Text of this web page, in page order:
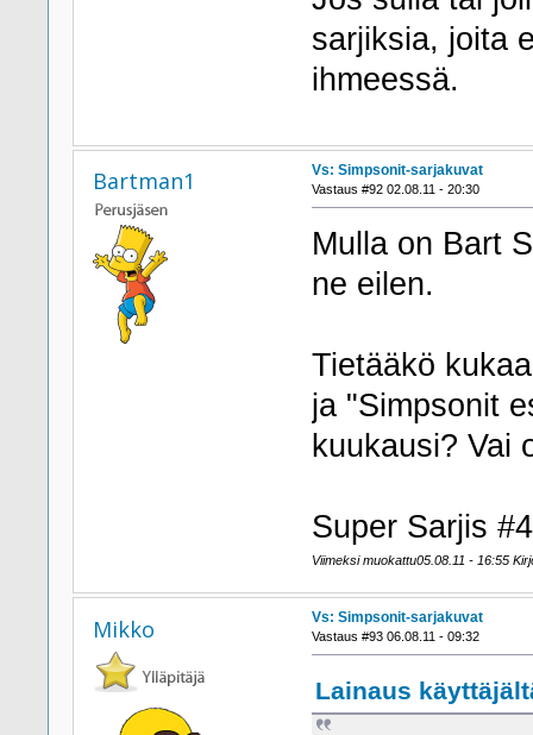
sarjiksia, joita
ihmeessä.
Bartman1 Vs: Simpsonit-sarjakuvat
Vastaus #92 02.08.11 - 20:30
Mulla on Bart
ne eilen.
Tietääkö
ja "Simpsonit
kuukausi? Vai
Super Sarjis
Viimeksi muokattu05.08.11 - 16:55
Mikko Vs: Simpsonit-sarjakuvat
Vastaus #93 06.08.11 - 09:32
Lainaus